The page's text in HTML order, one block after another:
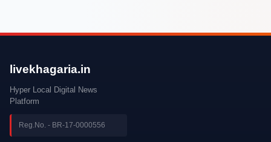
livekhagaria.in
Hyper Local Digital News
Platform
Reg.No. - BR-17-0000556